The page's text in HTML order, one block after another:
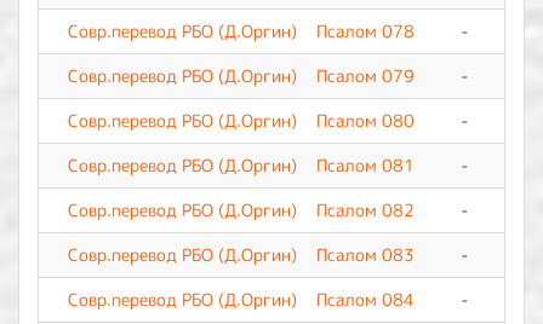
Совр.перевод РБО (Д.Оргин) Псалом 078 -
Совр.перевод РБО (Д.Оргин)
Псалом 079 -
Совр.перевод РБО (Д.Оргин)
Псалом 080 -
Совр.перевод РБО (Д.Оргин)
Псалом 081 -
Совр.перевод РБО (Д.Оргин)
Псалом 082 -
Совр.перевод РБО (Д.Оргин)
Псалом 083 -
Совр.перевод РБО (Д.Оргин)
Псалом 084 -